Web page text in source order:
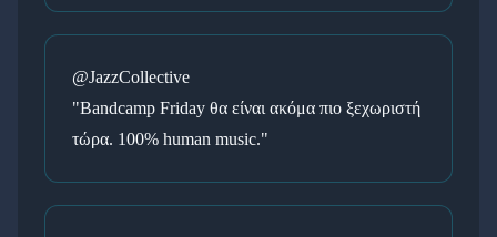
@JazzCollective
"Bandcamp Friday θα είναι ακόμα πιο ξεχωριστή
τώρα. 100% human music."